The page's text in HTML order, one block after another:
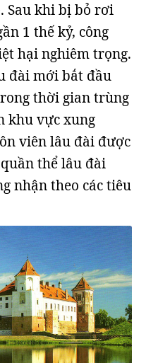
. Sau khi bị bỏ rơi
1 thế kỷ, công
hại nghiêm trọng.
đài mới bắt đầu
thời gian trùng
khu vực xung
viên lâu đài được
thể lâu đài
nhận theo các tiêu